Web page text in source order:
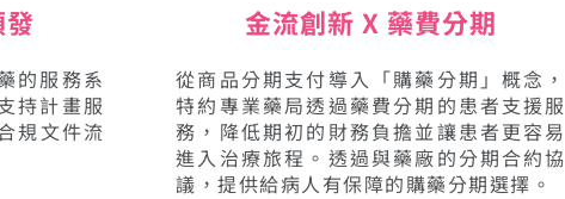
的服務系
持計畫服
規文件流
金流創新 X 藥費分期
從商品分期支付導入「購藥分期」概念，
特約專業藥局透過藥費分期的患者支援服
務，降低期初的財務負擔並讓患者更容易
進入治療旅程。透過與藥廠的分期合約協
議，提供給病人有保障的購藥分期選擇。